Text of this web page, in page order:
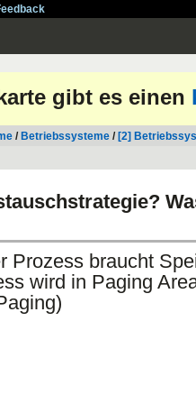
gibt es einen
/ Betriebssysteme / [2]
Prozess braucht
wird in Paging